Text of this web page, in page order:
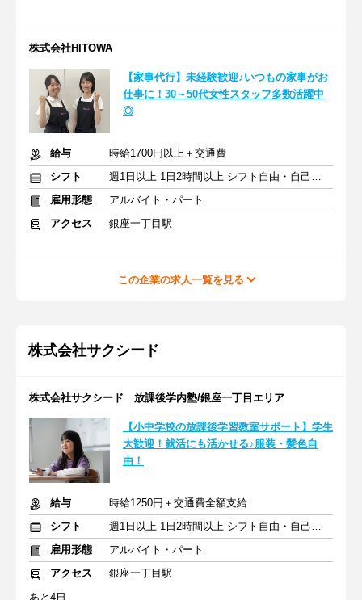
株式会社HITOWA
【家事代行】未経験歓迎♪いつもの家事がお
仕事に！30～50代女性スタッフ多数活躍中
◎
給与
時給1700円以上＋交通費
シフト
週1日以上 1日2時間以上 シフト自由・自己申告
雇用形態
アルバイト・パート
アクセス
銀座一丁目駅
この企業の求人一覧を見る
株式会社サクシード
株式会社サクシード 放課後学内塾/銀座一丁目エリア
【小中学校の放課後学習教室サポート】学生
大歓迎！就活にも活かせる♪服装・髪色自
由！
給与
時給1250円＋交通費全額支給
シフト
週1日以上 1日2時間以上 シフト自由・自己申告
雇用形態
アルバイト・パート
アクセス
銀座一丁目駅
あと4日